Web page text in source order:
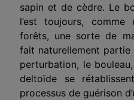
sapin et de cèdre. Le
l’est toujours,
forêts, une sorte de
fait naturellement partie
perturbation, le
deltoïde se
processus de guérison